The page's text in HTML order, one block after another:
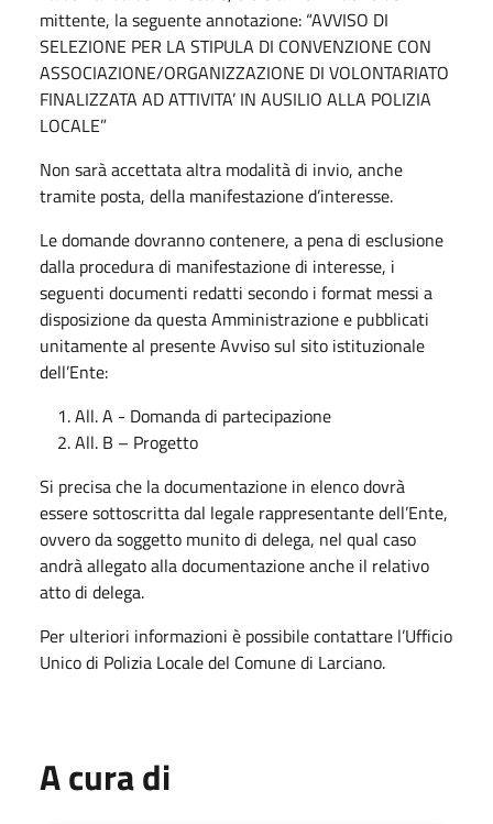
mittente, la seguente annotazione: “AVVISO DI
SELEZIONE PER LA STIPULA DI CONVENZIONE CON
ASSOCIAZIONE/ORGANIZZAZIONE DI VOLONTARIATO
FINALIZZATA AD ATTIVITA’ IN AUSILIO ALLA POLIZIA
LOCALE”
Non sarà accettata altra modalità di invio, anche
tramite posta, della manifestazione d’interesse.
Le domande dovranno contenere, a pena di esclusione
dalla procedura di manifestazione di interesse, i
seguenti documenti redatti secondo i format messi a
disposizione da questa Amministrazione e pubblicati
unitamente al presente Avviso sul sito istituzionale
dell’Ente:
All. A - Domanda di partecipazione
All. B – Progetto
Si precisa che la documentazione in elenco dovrà
essere sottoscritta dal legale rappresentante dell’Ente,
ovvero da soggetto munito di delega, nel qual caso
andrà allegato alla documentazione anche il relativo
atto di delega.
Per ulteriori informazioni è possibile contattare l’Ufficio
Unico di Polizia Locale del Comune di Larciano.
A cura di